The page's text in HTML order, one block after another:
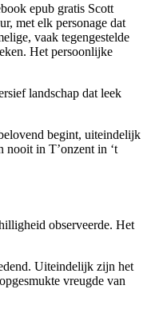
epub gratis Scott
met elk personage dat
vaak tegengestelde
Het persoonlijke
landschap dat leek
begint, uiteindelijk
nooit in T’onzent in ‘t
observeerde. Het
Uiteindelijk zijn het
vreugde van